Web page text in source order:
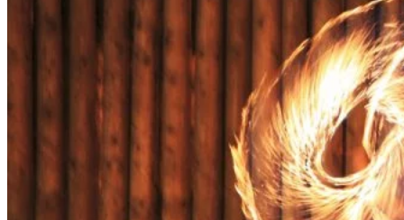
Festival
Ubytovanie
Wellness
Kultúra a tradície
Kúpele
Šport a agroturistika
Školstvo
Ekonomika obchod a doprava